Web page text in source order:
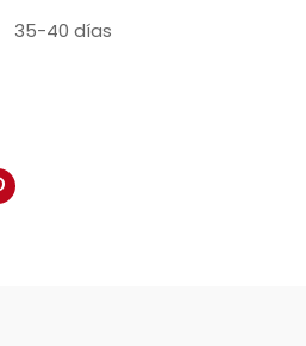
35-40 días